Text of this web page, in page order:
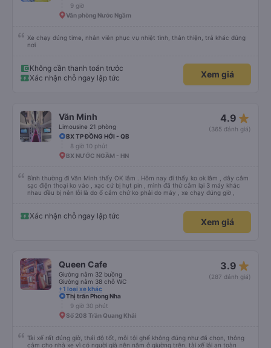
9 giờ
Văn phòng Nước Ngầm
Xe chạy đúng time, nhân viên phục vụ nhiệt tình, thân thiện, trả khác đúng
nơi
Không cần thanh toán trước
Xác nhận chỗ ngay lập tức
Xem giá
Văn Minh
Limousine 21 phòng
4.9 star_rate
(365 đánh giá)
BX TP ĐỒNG HỚI - QB
8 giờ 10 phút
BX NƯỚC NGẦM - HN
Bình thường đi Văn Minh thấy OK lắm . Hôm nay đi thấy ko ok lắm , dây cắm
sạc điện thoại ko vào , xạc cứ bị hụt pin , mình đã thử cắm lại 3 máy khác
nhau đều bị nên lỗi là do ổ cắm chứ ko phải do máy , xe chạy đúng giờ ,
Xác nhận chỗ ngay lập tức
Xem giá
Queen Cafe
Giường nằm 32 buồng
Giường nằm 38 chỗ WC
+1 loại xe khác
3.9 star_rate
(287 đánh giá)
Thị trấn Phong Nha
9 giờ 30 phút
Số 208 Trần Quang Khải
Tài xế rất đúng giờ, thái độ tốt, mỗi tội ghế không đúng như đã chọn, thông
cảm cho nhà xe vì có người già nên nằm ở giường trên, tài xế lái an toàn